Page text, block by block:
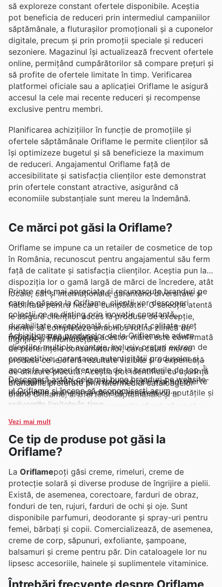
să exploreze constant ofertele disponibile. Aceștia
pot beneficia de reduceri prin intermediul campaniilor
săptămânale, a fluturașilor promoționali și a cuponelor
digitale, precum și prin promoții speciale și reduceri
sezoniere. Magazinul își actualizează frecvent ofertele
online, permițând cumpărătorilor să compare prețuri și
să profite de ofertele limitate în timp. Verificarea
platformei oficiale sau a aplicației Oriflame le asigură
accesul la cele mai recente reduceri și recompense
exclusive pentru membri.
Planificarea achizițiilor în funcție de promoțiile și
ofertele săptămânale Oriflame le permite clienților să
își optimizeze bugetul și să beneficieze la maximum
de reduceri. Angajamentul Oriflame față de
accesibilitate și satisfacția clienților este demonstrat
prin ofertele constant atractive, asigurând că
economiile substanțiale sunt mereu la îndemână.
Ce mărci pot găsi la Oriflame?
Oriflame se impune ca un retailer de cosmetice de top
în România, recunoscut pentru angajamentul său ferm
față de calitate și satisfacția clienților. Aceștia pun la
dispoziția lor o gamă largă de mărci de încredere, atât
locale, cât și internaționale, garantând diversitate și
fiabilitate pentru fiecare cumpărător. O selecție atentă
le asigură clienților acces la produse de excepție,
menite să completeze armonios rutina zilnică de
îngrijire și înfrumusețare.
Printre cele mai apreciate și recunoscute branduri pe
care le găsesc la Oriflame, clienții vor descoperi
colecții ce se disting prin inovație constantă,
durabilitate excepțională și un raport calitate-preț
imbatabil. Popularitatea acestor mărci este confirmată
de preferințele consumatorilor, care caută mereu
produse ce le oferă rezultate vizibile și o experiență
de utilizare plăcută. Aceștia pot identifica cu ușurință
brandurile preferate prin intermediul cataloagelor
online Oriflame, al ofertelor săptămânale și al
promoțiilor speciale, mereu menite să aducă un plus
de valoare.
Achiziționarea produselor de la Oriflame le aduce
clienților multiple avantaje, inclusiv prețuri extrem de
competitive, garantarea autenticității produselor și
acces la reduceri frecvente de la brandurile de top. Îi
încurajăm pe cititori să exploreze cele mai noi oferte
disponibile online și să rămână la curent cu noutățile și
reducerile limitate în timp.
Descoperă astăzi cele mai bune branduri pe website-
ul Oriflame și începe să economisești acum.
Vezi mai mult
Ce tip de produse pot găsi la
Oriflame?
La Oriflamepoți găsi creme, rimeluri, creme de
protecție solară și diverse produse de îngrijire a pielii.
Există, de asemenea, corectoare, farduri de obraz,
fonduri de ten, rujuri, farduri de ochi și oje. Sunt
disponibile parfumuri, deodorante și spray-uri pentru
femei, bărbați și copii. Comercializează, de asemenea,
creme de corp, săpunuri, exfoliante, șampoane,
balsamuri și creme pentru păr. Din cataloagele lor nu
lipsesc accesoriile, hainele și suplimentele vitaminice.